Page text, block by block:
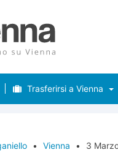
Trasferirsi a Vienna
• Vienna • 3